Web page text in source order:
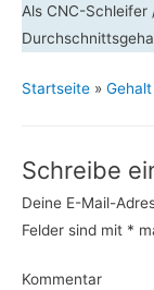
Als CNC-Schleifer
Startseite » Gehalt
Schreibe
Deine E-Mail-
Felder sind mit *
Kommentar